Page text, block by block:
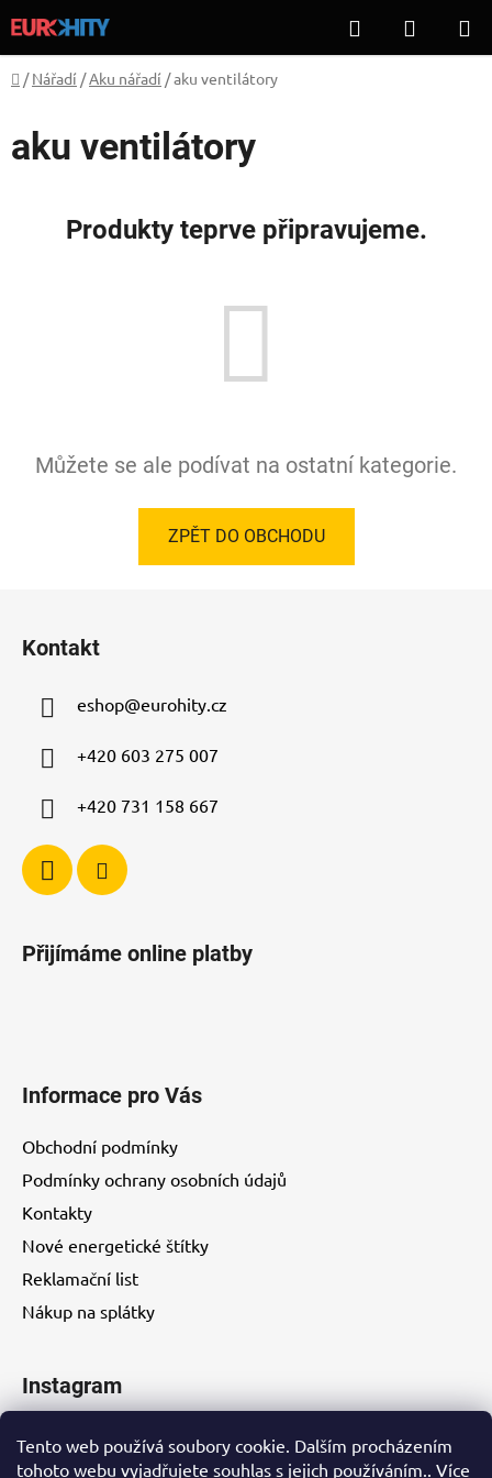
Tento web používá soubory cookie. Dalším procházením
tohoto webu vyjadřujete souhlas s jejich používáním.. Více
na
obsah
Hledat
KOŠÍK
Domů
/ Nářadí /Aku nářadí /aku ventilátory
aku ventilátory
Produkty teprve připravujeme.
Můžete se ale podívat na ostatní kategorie.
ZPĚT DO OBCHODU
Kontakt
eshop@eurohity.cz
+420 603 275 007
+420 731 158 667
Přijímáme online platby
Informace pro Vás
Obchodní podmínky
Podmínky ochrany osobních údajů
Kontakty
Nové energetické štítky
Reklamační list
Nákup na splátky
Instagram